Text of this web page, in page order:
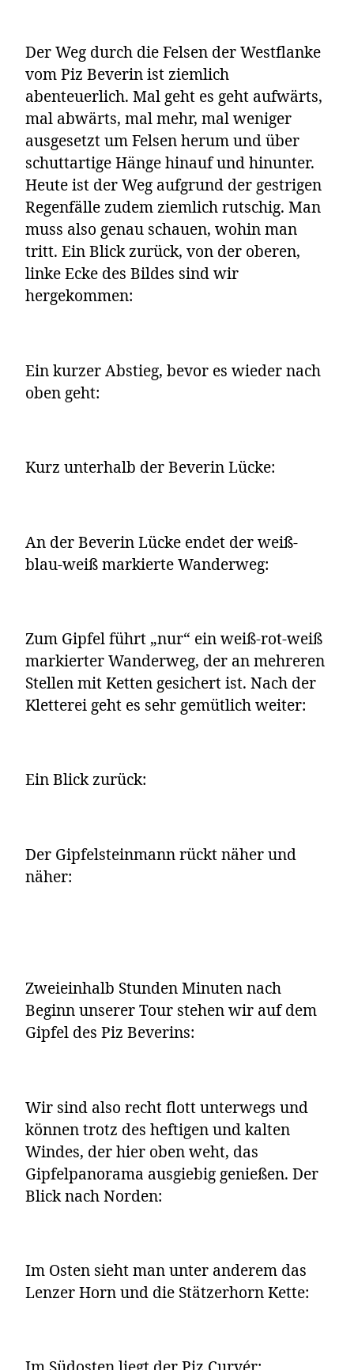
Der Weg durch die Felsen der Westflanke
vom Piz Beverin ist ziemlich
abenteuerlich. Mal geht es geht aufwärts,
mal abwärts, mal mehr, mal weniger
ausgesetzt um Felsen herum und über
schuttartige Hänge hinauf und hinunter.
Heute ist der Weg aufgrund der gestrigen
Regenfälle zudem ziemlich rutschig. Man
muss also genau schauen, wohin man
tritt. Ein Blick zurück, von der oberen,
linke Ecke des Bildes sind wir
hergekommen:
Ein kurzer Abstieg, bevor es wieder nach
oben geht:
Kurz unterhalb der Beverin Lücke:
An der Beverin Lücke endet der weiß-
blau-weiß markierte Wanderweg:
Zum Gipfel führt „nur“ ein weiß-rot-weiß
markierter Wanderweg, der an mehreren
Stellen mit Ketten gesichert ist. Nach der
Kletterei geht es sehr gemütlich weiter:
Ein Blick zurück:
Der Gipfelsteinmann rückt näher und
näher:
Zweieinhalb Stunden Minuten nach
Beginn unserer Tour stehen wir auf dem
Gipfel des Piz Beverins:
Wir sind also recht flott unterwegs und
können trotz des heftigen und kalten
Windes, der hier oben weht, das
Gipfelpanorama ausgiebig genießen. Der
Blick nach Norden:
Im Osten sieht man unter anderem das
Lenzer Horn und die Stätzerhorn Kette: